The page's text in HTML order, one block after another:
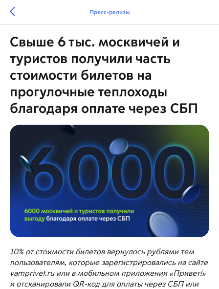
Пресс-релизы
Свыше 6 тыс. москвичей и
туристов получили часть
стоимости билетов на
прогулочные теплоходы
благодаря оплате через СБП
10% от стоимости билетов вернулось рублями тем
пользователям, которые зарегистрировались на сайте
vamprivet.ru или в мобильном приложении «Привет!»
и отсканировали QR-код для оплаты через СБП или